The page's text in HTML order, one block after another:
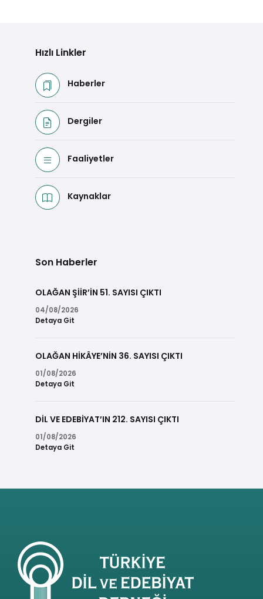
Hızlı Linkler
Haberler
Dergiler
Faaliyetler
Kaynaklar
Son Haberler
OLAĞAN ŞİİR’İN 51. SAYISI ÇIKTI
04/08/2026
Detaya Git
OLAĞAN HİKÂYE’NİN 36. SAYISI ÇIKTI
01/08/2026
Detaya Git
DİL VE EDEBİYAT’IN 212. SAYISI ÇIKTI
01/08/2026
Detaya Git